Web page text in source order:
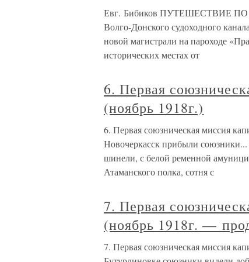
Евг. Бибиков ПУТЕШЕСТВИЕ ПО
Волго-Донского судоходного
новой магистрали на пароходе
исторических местах от
6. Первая
(ноябрь 1918г.)
6. Первая союзническая миссия
Новочеркасск прибыли
шинели, с белой ременной
Атаманского полка, сотня с
7. Первая
(ноябрь 1918г. —
7. Первая союзническая миссия